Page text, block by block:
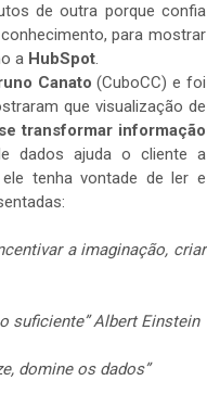
de outra porque confia
para mostrar
a HubSpot.
Canato (CuboCC) e foi
que visualização de
transformar informação
dados ajuda o cliente a
tenha vontade de ler e
a imaginação, criar
suficiente” Albert Einstein
domine os dados”